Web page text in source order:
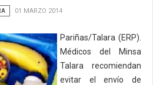
01 MARZO 2014
Pariñas/Talara (ERP).
Médicos del Minsa
Talara recomiendan
evitar el envío de